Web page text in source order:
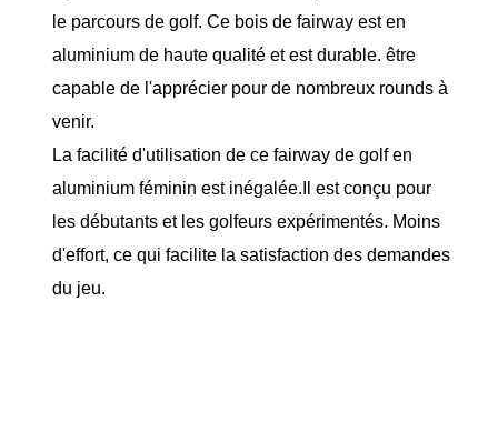
le parcours de golf. Ce bois de fairway est en
aluminium de haute qualité et est durable. être
capable de l'apprécier pour de nombreux rounds à
venir.
La facilité d'utilisation de ce fairway de golf en
aluminium féminin est inégalée.Il est conçu pour
les débutants et les golfeurs expérimentés. Moins
d'effort, ce qui facilite la satisfaction des demandes
du jeu.